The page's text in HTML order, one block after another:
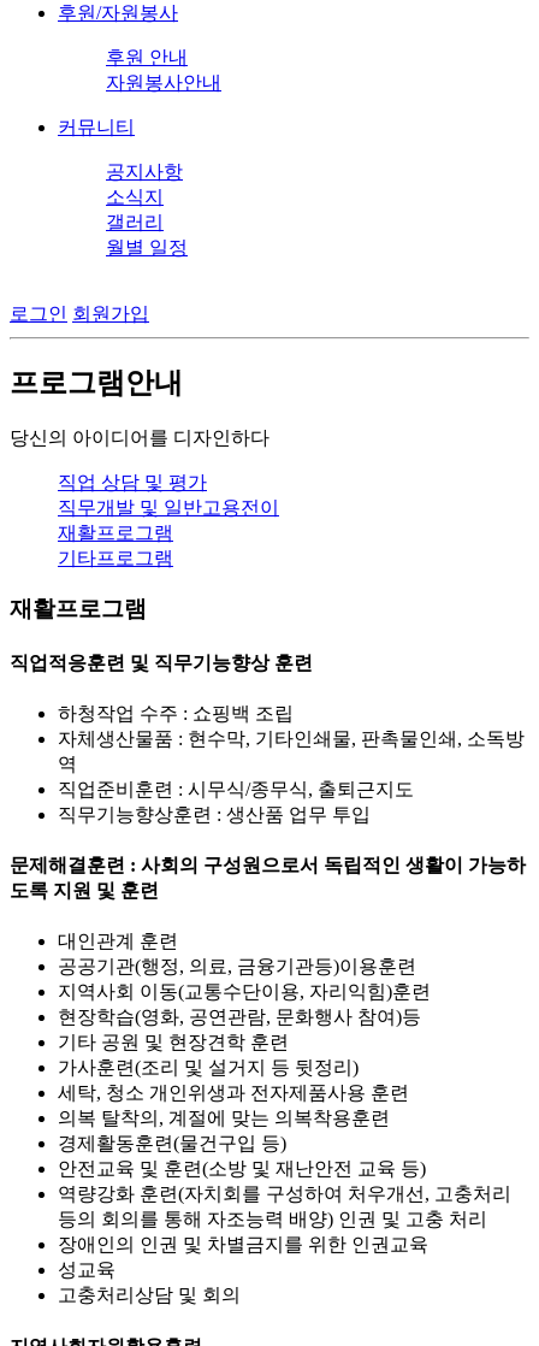
후원/자원봉사
후원 안내
자원봉사안내
커뮤니티
공지사항
소식지
갤러리
월별 일정
로그인 회원가입
프로그램안내
당신의 아이디어를 디자인하다
직업 상담 및 평가
직무개발 및 일반고용전이
재활프로그램
기타프로그램
재활프로그램
직업적응훈련 및 직무기능향상 훈련
하청작업 수주 : 쇼핑백 조립
자체생산물품 : 현수막, 기타인쇄물, 판촉물인쇄, 소독방
역
직업준비훈련 : 시무식/종무식, 출퇴근지도
직무기능향상훈련 : 생산품 업무 투입
문제해결훈련 : 사회의 구성원으로서 독립적인 생활이 가능하
도록 지원 및 훈련
대인관계 훈련
공공기관(행정, 의료, 금융기관등)이용훈련
지역사회 이동(교통수단이용, 자리익힘)훈련
현장학습(영화, 공연관람, 문화행사 참여)등
기타 공원 및 현장견학 훈련
가사훈련(조리 및 설거지 등 뒷정리)
세탁, 청소 개인위생과 전자제품사용 훈련
의복 탈착의, 계절에 맞는 의복착용훈련
경제활동훈련(물건구입 등)
안전교육 및 훈련(소방 및 재난안전 교육 등)
역량강화 훈련(자치회를 구성하여 처우개선, 고충처리
등의 회의를 통해 자조능력 배양) 인권 및 고충 처리
장애인의 인권 및 차별금지를 위한 인권교육
성교육
고충처리상담 및 회의